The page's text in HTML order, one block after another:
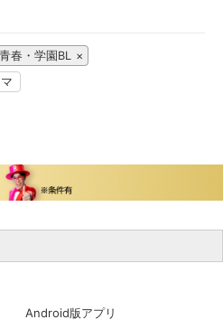
青春・学園BL
Android版アプリ